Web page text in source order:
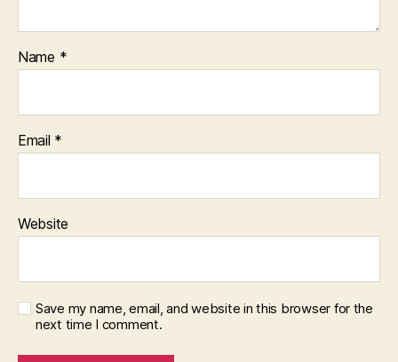
Name *
Email *
Website
Save my name, email, and website in this browser for the
next time I comment.